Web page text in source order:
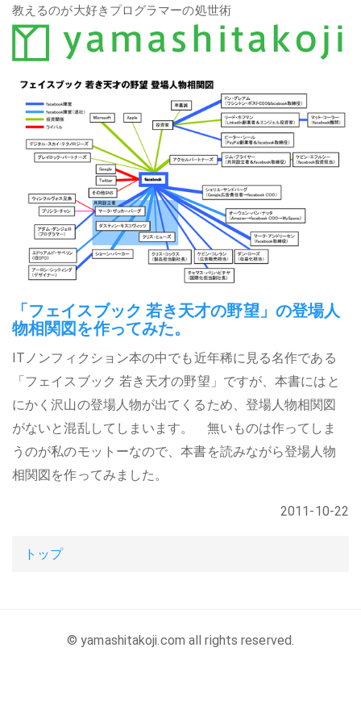
教えるのが大好きプログラマーの処世術
「フェイスブック 若き天才の野望」の登場人
物相関図を作ってみた。
ITノンフィクション本の中でも近年稀に見る名作である
「フェイスブック 若き天才の野望」ですが、本書にはと
にかく沢山の登場人物が出てくるため、登場人物相関図
がないと混乱してしまいます。 無いものは作ってしま
うのが私のモットーなので、本書を読みながら登場人物
相関図を作ってみました。
2011-10-22
トップ
© yamashitakoji.com all rights reserved.